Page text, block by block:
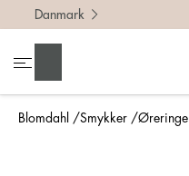
Blomdahl Smykker Øreringe
Danmark